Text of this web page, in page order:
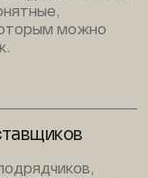
можно